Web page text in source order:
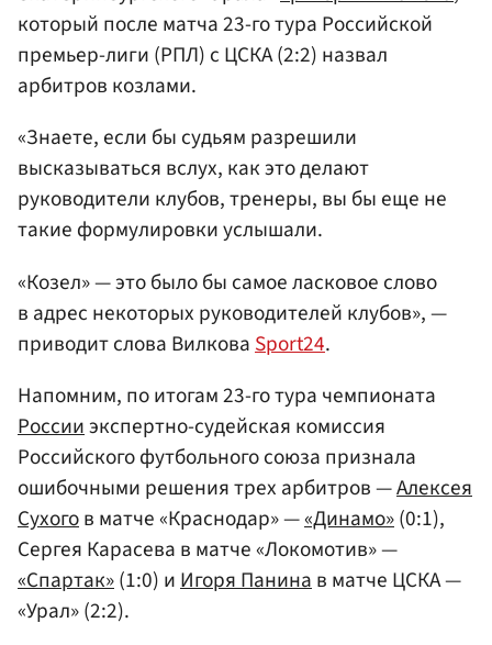
который после матча 23-го тура Российской
премьер-лиги (РПЛ) с ЦСКА (2:2) назвал
арбитров козлами.
«Знаете, если бы судьям разрешили
высказываться вслух, как это делают
руководители клубов, тренеры, вы бы еще не
такие формулировки услышали.
«Козел» — это было бы самое ласковое слово
в адрес некоторых руководителей клубов», —
приводит слова Вилкова Sport24.
Напомним, по итогам 23-го тура чемпионата
Роccииэкcпертно-cудейcкая комиccия
Российского футбольного союза признала
ошибочными решения трех арбитров —Алекcея
Cухогов матче «Краcнодар» —«Динамо»(0:1),
Cергея Караcева в матче «Локомотив» —
«Cпартак»(1:0) иИгоря Панинав матче ЦCКА —
«Урал» (2:2).